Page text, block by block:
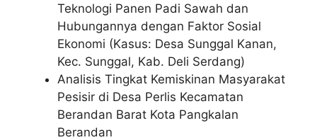
Teknologi Panen Padi Sawah dan
Hubungannya dengan Faktor Sosial
Ekonomi (Kasus: Desa Sunggal Kanan,
Kec. Sunggal, Kab. Deli Serdang)
Analisis Tingkat Kemiskinan Masyarakat
Pesisir di Desa Perlis Kecamatan
Berandan Barat Kota Pangkalan
Berandan